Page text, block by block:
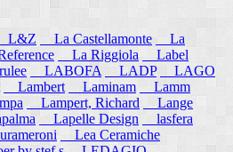
L&Z La Castellamonte
La
La Riggiola
Label
LABOFA LADP
LAGO
Lambert Laminam
Lamm
Lampert, Richard
Lange
Lapelle Design
lasfera
Lea Ceramiche